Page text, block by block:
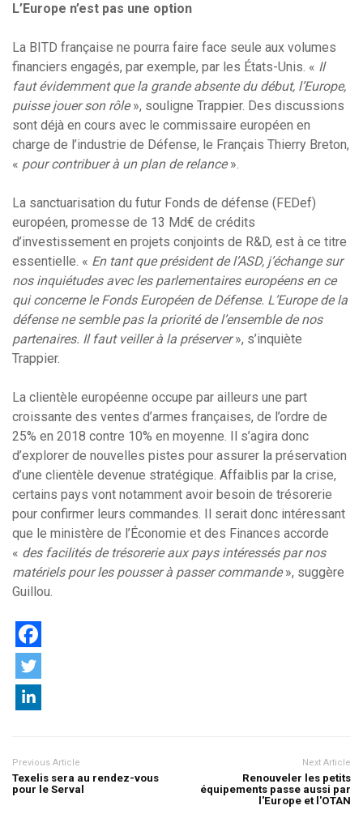
L’Europe n’est pas une option
La BITD française ne pourra faire face seule aux volumes
financiers engagés, par exemple, par les États-Unis. « Il
faut évidemment que la grande absente du début, l’Europe,
puisse jouer son rôle», souligne Trappier. Des discussions
sont déjà en cours avec le commissaire européen en
charge de l’industrie de Défense, le Français Thierry Breton,
« pour contribuer à un plan de relance».
La sanctuarisation du futur Fonds de défense (FEDef)
européen, promesse de 13 Md€ de crédits
d’investissement en projets conjoints de R&D, est à ce titre
essentielle. « En tant que président de l’ASD, j’échange sur
nos inquiétudes avec les parlementaires européens en ce
qui concerne le Fonds Européen de Défense. L’Europe de la
défense ne semble pas la priorité de l’ensemble de nos
partenaires. Il faut veiller à la préserver», s’inquiète
Trappier.
La clientèle européenne occupe par ailleurs une part
croissante des ventes d’armes françaises, de l’ordre de
25% en 2018 contre 10% en moyenne. Il s’agira donc
d’explorer de nouvelles pistes pour assurer la préservation
d’une clientèle devenue stratégique. Affaiblis par la crise,
certains pays vont notamment avoir besoin de trésorerie
pour confirmer leurs commandes. Il serait donc intéressant
que le ministère de l’Économie et des Finances accorde
« des facilités de trésorerie aux pays intéressés par nos
matériels pour les pousser à passer commande», suggère
Guillou.
Previous Article
Texelis sera au rendez-vous
pour le Serval
Next Article
Renouveler les petits
équipements passe aussi par
l'Europe et l'OTAN